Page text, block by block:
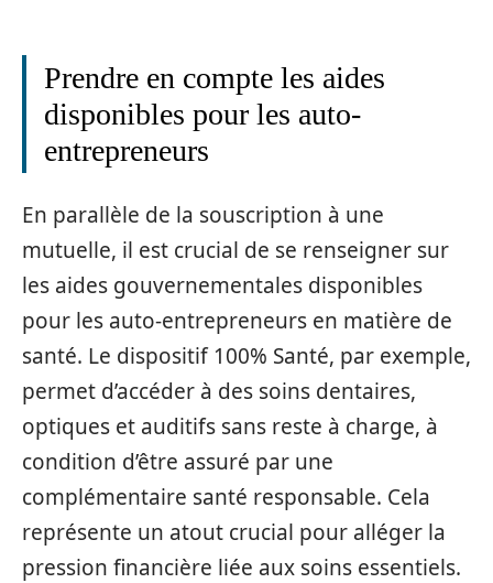
Prendre en compte les aides
disponibles pour les auto-
entrepreneurs
En parallèle de la souscription à une
mutuelle, il est crucial de se renseigner sur
les aides gouvernementales disponibles
pour les auto-entrepreneurs en matière de
santé. Le dispositif 100% Santé, par exemple,
permet d’accéder à des soins dentaires,
optiques et auditifs sans reste à charge, à
condition d’être assuré par une
complémentaire santé responsable. Cela
représente un atout crucial pour alléger la
pression financière liée aux soins essentiels.